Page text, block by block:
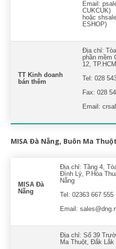
Email:
CUKCUK)
hoặc
ESHOP)
TT Kinh doanh
bán thêm
Địa chỉ:
phần mềm
12, TP.HCM
Tel: 028
Fax: 028
Email:
MISA Đà Nẵng, Buôn Ma
MISA Đà
Nẵng
Địa chỉ: Tầng 4,
Đình Lý, P.Hòa
Nẵng
Tel: 02363 667 555
Email:
Địa chỉ: Số 39
Ma Thuột, Đắk Lắk